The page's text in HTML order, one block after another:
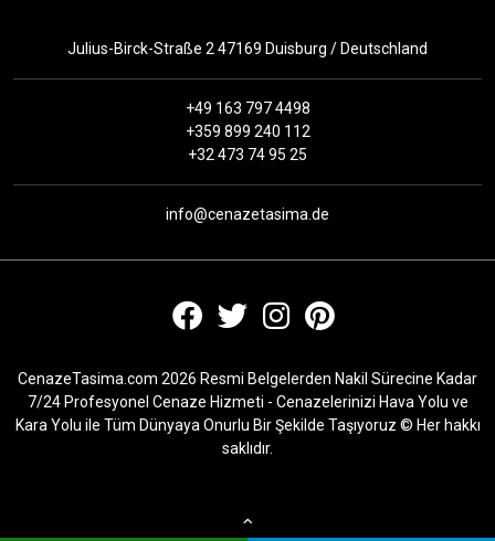
Julius-Birck-Straße 2 47169 Duisburg / Deutschland
+49 163 797 4498
+359 899 240 112
+32 473 74 95 25
info@cenazetasima.de
CenazeTasima.com 2026 Resmi Belgelerden Nakil Sürecine Kadar
7/24 Profesyonel Cenaze Hizmeti - Cenazelerinizi Hava Yolu ve
Kara Yolu ile Tüm Dünyaya Onurlu Bir Şekilde Taşıyoruz © Her hakkı
saklıdır.